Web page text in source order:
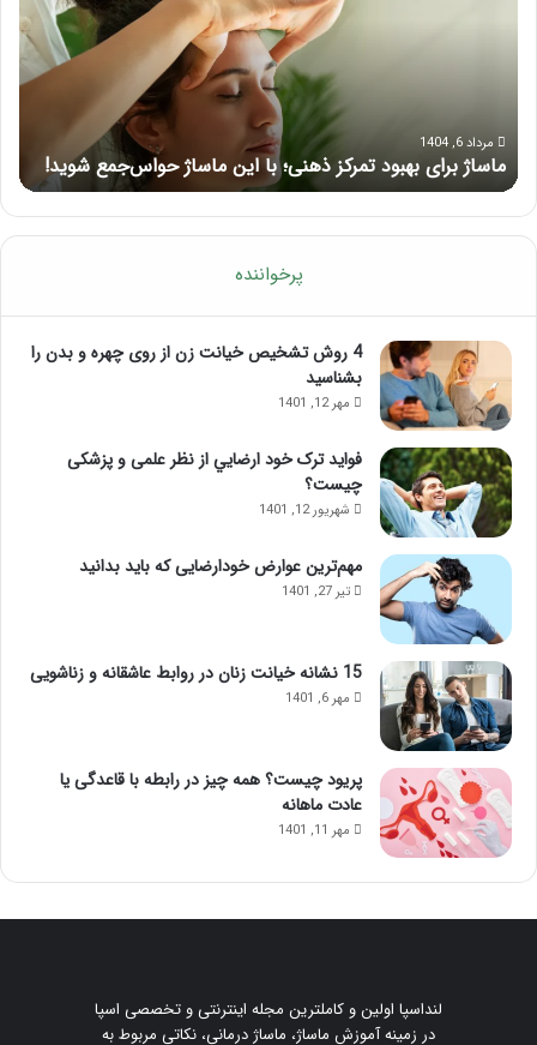
حواس‌جمع
شوید!
مرداد 6, 1404
ماساژ برای بهبود تمرکز ذهنی؛ با این ماساژ حواس‌جمع شوید!
لب
بعد
از
پرخواننده
4 روش تشخیص خیانت زن از روی چهره و بدن را
بشناسید
مهر 12, 1401
فواید ترک خود ارضايي از نظر علمی و پزشکی
چیست؟
شهریور 12, 1401
مهم‌ترین عوارض خودارضایی که باید بدانید
تیر 27, 1401
15 نشانه خیانت زنان در روابط عاشقانه و زناشویی
مهر 6, 1401
پریود چیست؟ همه چیز در رابطه با قاعدگی یا
عادت ماهانه
مهر 11, 1401
لنداسپا اولین و کاملترین مجله اینترنتی و تخصصی اسپا
در زمینه آموزش ماساژ، ماساژ درمانی، نکاتی مربوط به